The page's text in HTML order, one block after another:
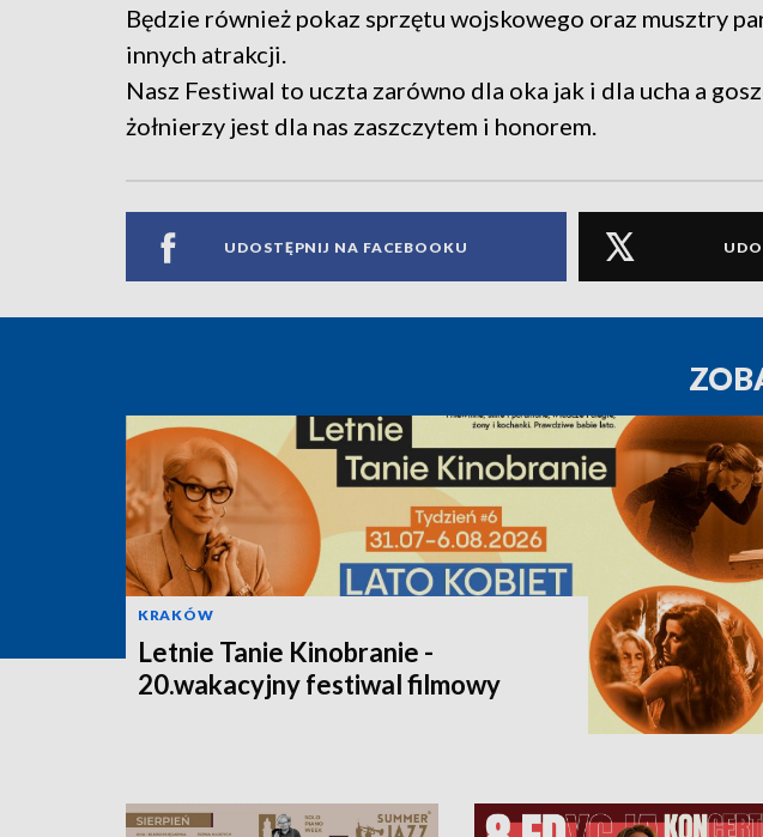
Będzie również pokaz sprzętu wojskowego oraz musztry
innych atrakcji.
Nasz Festiwal to uczta zarówno dla oka jak i dla ucha a
żołnierzy jest dla nas zaszczytem i honorem.
UDOSTĘPNIJ NA FACEBOOKU
KRAKÓW
Letnie Tanie Kinobranie -
20.wakacyjny festiwal filmowy